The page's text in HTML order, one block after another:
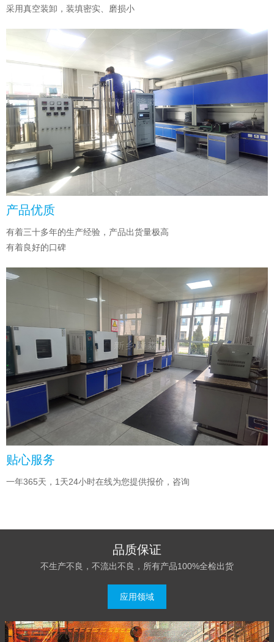
采用真空装卸，装填密实、磨损小
产品优质
有着三十多年的生产经验，产品出货量极高
有着良好的口碑
贴心服务
一年365天，1天24小时在线为您提供报价，咨询
品质保证
不生产不良，不流出不良，所有产品100%全检出货
应用领域